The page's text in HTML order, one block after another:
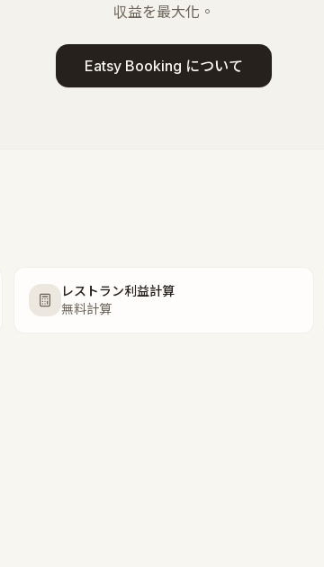
収益を最大化。
Eatsy Booking について
レストラン利益計算
無料計算